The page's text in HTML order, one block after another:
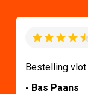
Bestelling vlot
- Bas Paans